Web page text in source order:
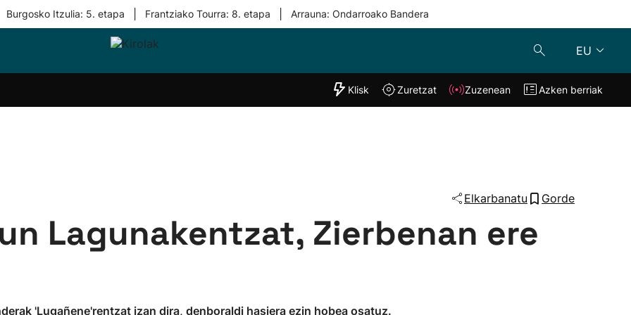
Burgosko Itzulia: 5. etapa Frantziako Tourra: 8. etapa Arrauna: Ondarroako Bandera
EU
Taldeak
"Helmuga"
Klisk Zuzenean
Klisk Zuretzat Zuzenean Azken berriak
Elkarbanatu Gorde
Lagunakentzat, Zierbenan ere
'Lugañene'rentzat izan dira, denboraldi hasiera ezin hobea osatuz.